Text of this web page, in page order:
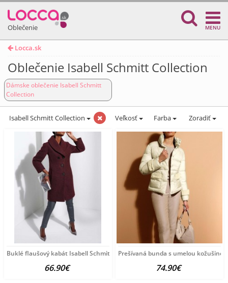
Oblečenie MENU
Locca.sk
Oblečenie Isabell Schmitt Collection
Dámske oblečenie Isabell Schmitt
Collection
Isabell Schmitt Collection Veľkosť Farba Zoradiť
Buklé flaušový kabát Isabell Schmitt Collection, bordový
66.90€
Prešívaná bunda s umelou
74.90€